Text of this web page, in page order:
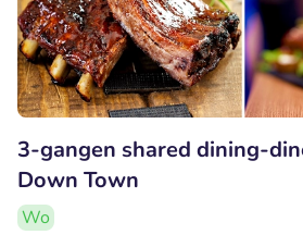
3-gangen shared dining-
Down Town
Wo